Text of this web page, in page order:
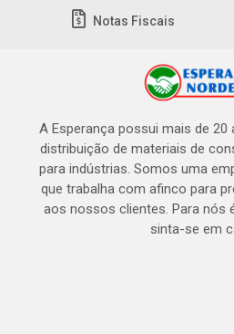
Notas Fiscais
A Esperança possui mais de 20
distribuição de materiais de
para indústrias. Somos uma
que trabalha com afinco para
aos nossos clientes. Para nós
sinta-se em